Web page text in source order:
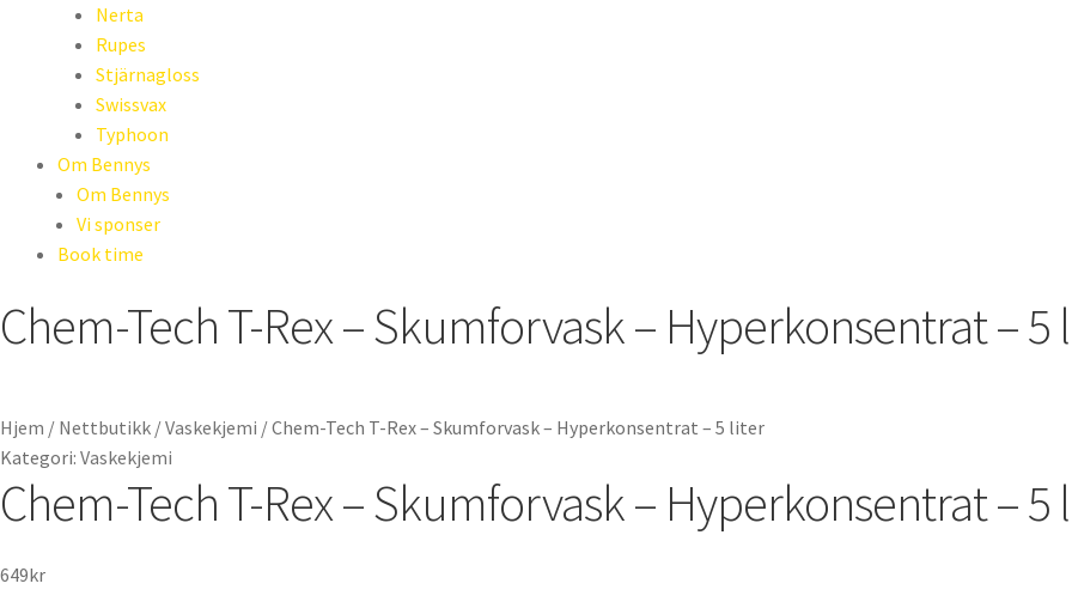
Nerta
Rupes
Stjärnagloss
Swissvax
Typhoon
Om Bennys
Om Bennys
Vi sponser
Book time
Chem-Tech T-Rex – Skumforvask – Hyperkonsentrat – 5
Hjem / Nettbutikk /Vaskekjemi /Chem-Tech T-Rex – Skumforvask – Hyperkonsentrat – 5 liter
Kategori: Vaskekjemi
Chem-Tech T-Rex – Skumforvask – Hyperkonsentrat – 5
649kr